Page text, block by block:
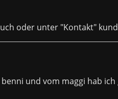
oder unter "Kontakt"
und vom maggi hab